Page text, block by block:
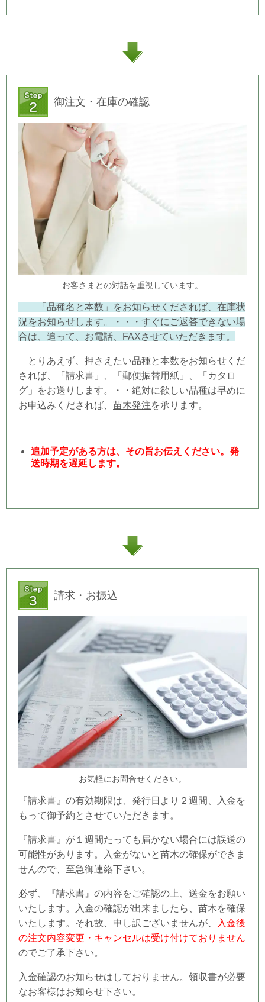
御注文・在庫の確認
お客さまとの対話を重視しています。
「品種名と本数」をお知らせくだされば、在庫状
況をお知らせします。・・・すぐにご返答できない場
合は、追って、お電話、FAXさせていただきます。
とりあえず、押さえたい品種と本数をお知らせくだ
されば、「請求書」、「郵便振替用紙」、「カタロ
グ」をお送りします。・・絶対に欲しい品種は早めに
お申込みくだされば、 苗木発注を承ります。
追加予定がある方は、その旨お伝えください。発
送時期を遅延します。
請求・お振込
お気軽にお問合せください。
『請求書』の有効期限は、発行日より２週間、入金を
もって御予約とさせていただきます。
『請求書』が１週間たっても届かない場合には誤送の
可能性があります。入金がないと苗木の確保ができま
せんので、至急御連絡下さい。
必ず、『請求書』の内容をご確認の上、送金をお願い
いたします。入金の確認が出来ましたら、苗木を確保
いたします。それ故、申し訳ございませんが、
入金後
の注文内容変更・キャンセルは受け付けておりません
のでご了承下さい。
入金確認のお知らせはしておりません。領収書が必要
なお客様はお知らせ下さい。